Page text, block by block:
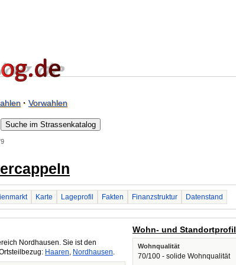
· Vorwahlen
Karte Lageprofil Fakten Finanzstruktur Datenstand
Nordhausen. Sie ist den
Haaren, Nordhausen.
Wohn- und Standortprofil
Wohnqualität
70/100 - solide Wohnqualität